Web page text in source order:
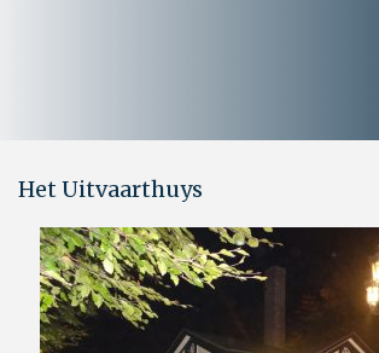
Het Uitvaarthuys